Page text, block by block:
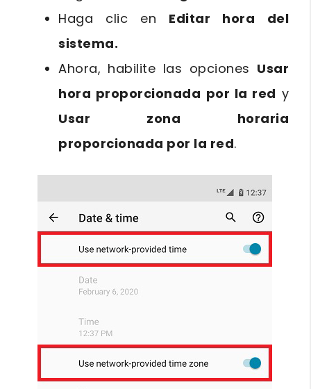
Haga clic en Editar hora del
sistema.
Ahora, habilite las opciones Usar
hora proporcionada por la red y
Usar zona horaria
proporcionada por la red.